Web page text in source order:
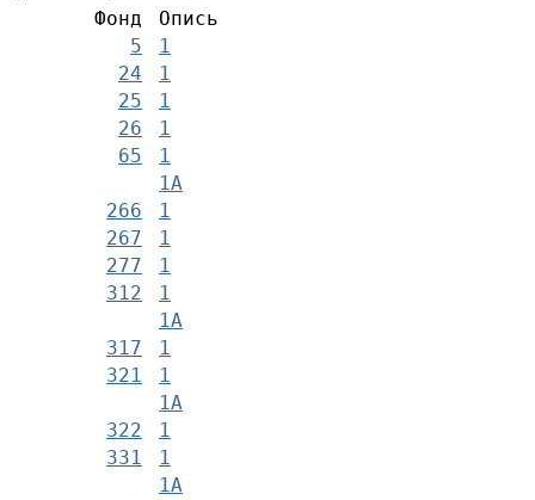
Фонд
Опись
5
1
24
1
25
1
26
1
65
1
1А
266
1
267
1
277
1
312
1
1А
317
1
321
1
1А
322
1
331
1
1А